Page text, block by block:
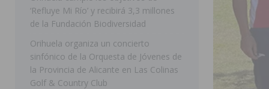
[ 07/08/2026 ] Benferri ya se prepara para dar
[ 07/08/2026 ] Bigastro se viste de gala para la
[ 07/08/2026 ] Rojales clausura con éxito las Fiestas
[ 06/08/2026 ]
Redován presenta la programación
‘Refluye Mi Río’ y recibirá 3,3 millones
de la Fundación Biodiversidad
Orihuela organiza un concierto
sinfónico de la Orquesta de Jóvenes de
la Provincia de Alicante en Las Colinas
Golf & Country Club